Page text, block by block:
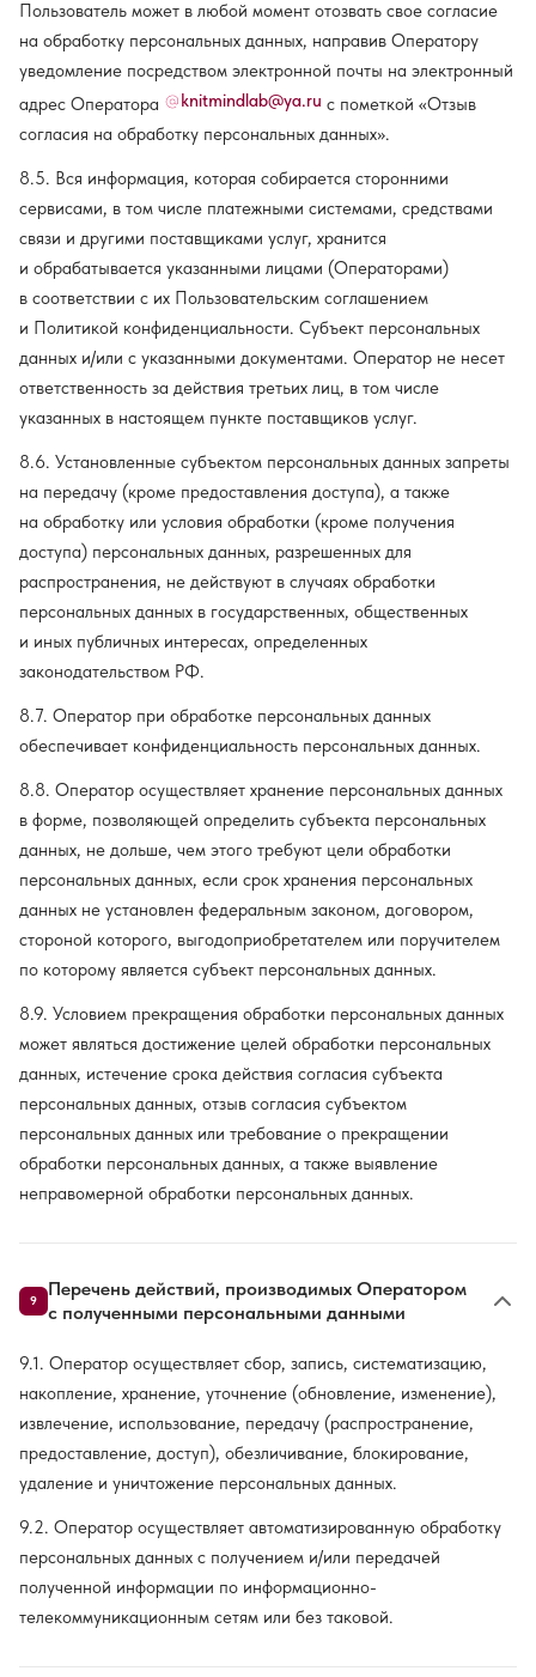
Пользователь может в любой момент отозвать свое согласие
на обработку персональных данных, направив Оператору
уведомление посредством электронной почты на электронный
адрес Оператора
knitmindlab@ya.ru с пометкой «Отзыв
согласия на обработку персональных данных».
8.5. Вся информация, которая собирается сторонними
сервисами, в том числе платежными системами, средствами
связи и другими поставщиками услуг, хранится
и обрабатывается указанными лицами (Операторами)
в соответствии с их Пользовательским соглашением
и Политикой конфиденциальности. Субъект персональных
данных и/или с указанными документами. Оператор не несет
ответственность за действия третьих лиц, в том числе
указанных в настоящем пункте поставщиков услуг.
8.6. Установленные субъектом персональных данных запреты
на передачу (кроме предоставления доступа), а также
на обработку или условия обработки (кроме получения
доступа) персональных данных, разрешенных для
распространения, не действуют в случаях обработки
персональных данных в государственных, общественных
и иных публичных интересах, определенных
законодательством РФ.
8.7. Оператор при обработке персональных данных
обеспечивает конфиденциальность персональных данных.
8.8. Оператор осуществляет хранение персональных данных
в форме, позволяющей определить субъекта персональных
данных, не дольше, чем этого требуют цели обработки
персональных данных, если срок хранения персональных
данных не установлен федеральным законом, договором,
стороной которого, выгодоприобретателем или поручителем
по которому является субъект персональных данных.
8.9. Условием прекращения обработки персональных данных
может являться достижение целей обработки персональных
данных, истечение срока действия согласия субъекта
персональных данных, отзыв согласия субъектом
персональных данных или требование о прекращении
обработки персональных данных, а также выявление
неправомерной обработки персональных данных.
9
Перечень действий, производимых Оператором
с полученными персональными данными
9.1. Оператор осуществляет сбор, запись, систематизацию,
накопление, хранение, уточнение (обновление, изменение),
извлечение, использование, передачу (распространение,
предоставление, доступ), обезличивание, блокирование,
удаление и уничтожение персональных данных.
9.2. Оператор осуществляет автоматизированную обработку
персональных данных с получением и/или передачей
полученной информации по информационно-
телекоммуникационным сетям или без таковой.